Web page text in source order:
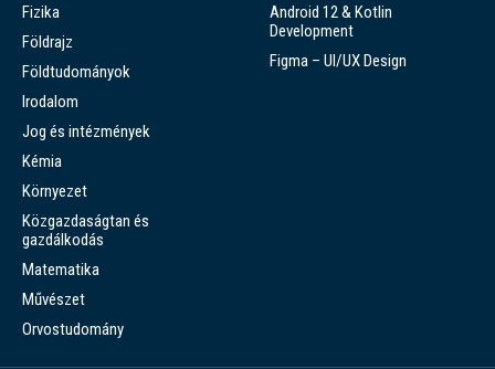
Fizika
Földrajz
Földtudományok
Irodalom
Jog és intézmények
Kémia
Környezet
Közgazdaságtan és
gazdálkodás
Matematika
Művészet
Orvostudomány
Android 12 & Kotlin
Development
Figma – UI/UX Design